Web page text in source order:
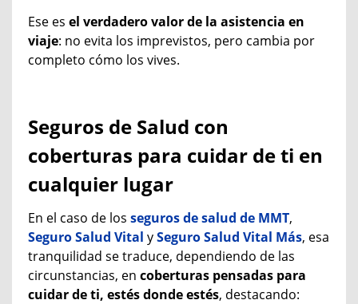
Ese es el verdadero valor de la asistencia en
viaje: no evita los imprevistos, pero cambia por
completo cómo los vives.
Seguros de Salud con
coberturas para cuidar de ti en
cualquier lugar
En el caso de los seguros de salud de MMT,
Seguro Salud Vital ySeguro Salud Vital Más, esa
tranquilidad se traduce, dependiendo de las
circunstancias, en coberturas pensadas para
cuidar de ti, estés donde estés, destacando: